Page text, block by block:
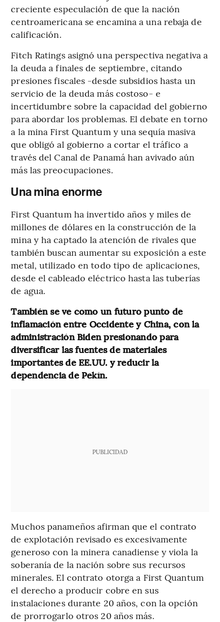
creciente especulación de que la nación
centroamericana se encamina a una rebaja de
calificación.
Fitch Ratings asignó una perspectiva negativa a
la deuda a finales de septiembre, citando
presiones fiscales -desde subsidios hasta un
servicio de la deuda más costoso- e
incertidumbre sobre la capacidad del gobierno
para abordar los problemas. El debate en torno
a la mina First Quantum y una sequía masiva
que obligó al gobierno a cortar el tráfico a
través del Canal de Panamá han avivado aún
más las preocupaciones.
Una mina enorme
First Quantum ha invertido años y miles de
millones de dólares en la construcción de la
mina y ha captado la atención de rivales que
también buscan aumentar su exposición a este
metal, utilizado en todo tipo de aplicaciones,
desde el cableado eléctrico hasta las tuberías
de agua.
También se ve como un futuro punto de
inflamación entre Occidente y China, con la
administración Biden presionando para
diversificar las fuentes de materiales
importantes de EE.UU. y reducir la
dependencia de Pekín.
PUBLICIDAD
Muchos panameños afirman que el contrato
de explotación revisado es excesivamente
generoso con la minera canadiense y viola la
soberanía de la nación sobre sus recursos
minerales. El contrato otorga a First Quantum
el derecho a producir cobre en sus
instalaciones durante 20 años, con la opción
de prorrogarlo otros 20 años más.